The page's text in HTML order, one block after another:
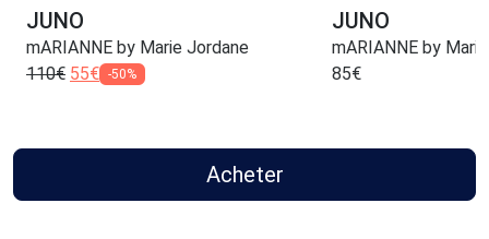
JUNO
mARIANNE by Marie Jordane
110€ 55€ -50%
JUNO
mARIANNE by
85€
Acheter